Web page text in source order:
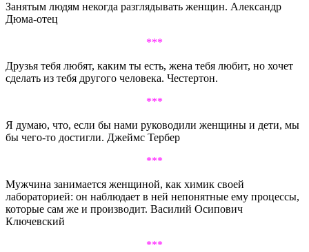
Занятым людям некогда разглядывать женщин. Александр
Дюма-отец
***
Друзья тебя любят, каким ты есть, жена тебя любит, но хочет
сделать из тебя другого человека. Честертон.
***
Я думаю, что, если бы нами руководили женщины и дети, мы
бы чего-то достигли. Джеймс Тербер
***
Мужчина занимается женщиной, как химик своей
лабораторией: он наблюдает в ней непонятные ему процессы,
которые сам же и производит. Василий Осипович
Ключевский
***